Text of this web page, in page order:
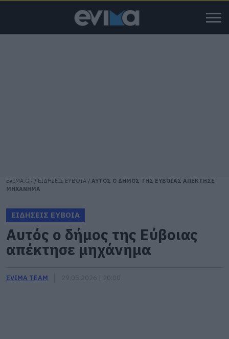
EVIMA.GR / ΕΙΔΗΣΕΙΣ ΕΥΒΟΙΑ / ΑΥΤΟΣ Ο ΔΗΜΟΣ ΤΗΣ ΕΥΒΟΙΑΣ ΑΠΕΚΤΗΣΕ
ΜΗΧΑΝΗΜΑ
ΕΙΔΗΣΕΙΣ ΕΥΒΟΙΑ
Αυτός ο δήμος της Εύβοιας
απέκτησε μηχάνημα
EVIMA TEAM